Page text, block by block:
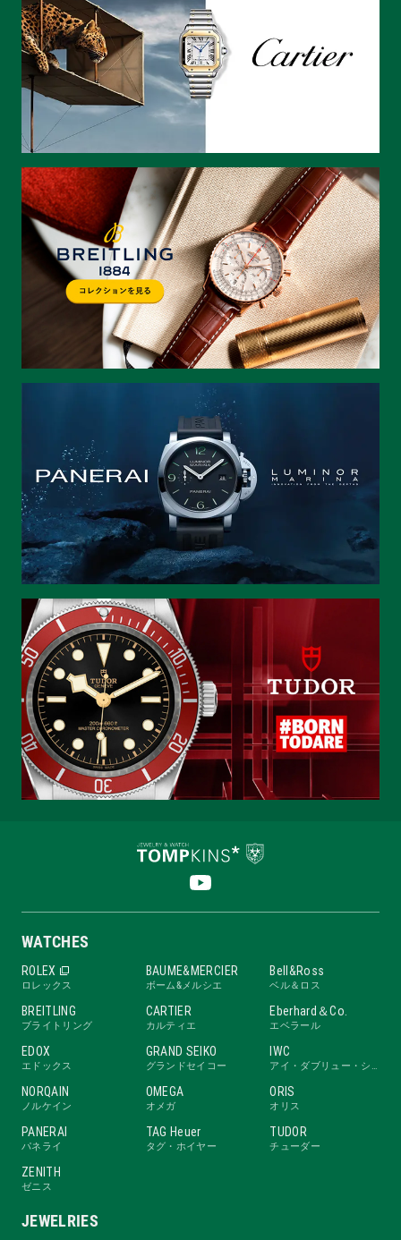
WATCHES
ROLEX
ロレックス
BAUME&MERCIER
ボーム&メルシエ
Bell&Ross
ベル＆ロス
BREITLING
ブライトリング
CARTIER
カルティエ
Eberhard＆Co.
エベラール
EDOX
エドックス
GRAND SEIKO
グランドセイコー
IWC
NORQAIN
ノルケイン
OMEGA
オメガ
ORIS
オリス
PANERAI
パネライ
TAG Heuer
タグ・ホイヤー
TUDOR
チューダー
ZENITH
ゼニス
JEWELRIES